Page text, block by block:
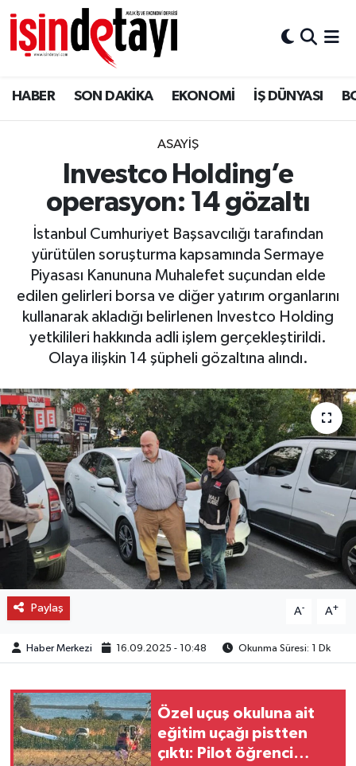
HABER SON DAKİKA EKONOMİ İŞ DÜNYASI
ASAYİŞ
Investco Holding’e
operasyon: 14 gözaltı
İstanbul Cumhuriyet Başsavcılığı tarafından
yürütülen soruşturma kapsamında Sermaye
Piyasası Kanununa Muhalefet suçundan elde
edilen gelirleri borsa ve diğer yatırım organlarını
kullanarak akladığı belirlenen Investco Holding
yetkilileri hakkında adli işlem gerçekleştirildi.
Olaya ilişkin 14 şüpheli gözaltına alındı.
Paylaş A- A+
Haber Merkezi 16.09.2025 - 10:48 Okunma Süresi: 1 Dk
Özel uçuş okuluna ait
eğitim uçağı pistten
çıktı: Pilot öğrenci
DÜNYA
Eğitim
ENERJİ HABERİ
HABER
LOJİSTİK
MAGAZİN
SAĞLIK
SON DAKİKA
SPOR
FİNANS
Nöbetçi Eczaneler
Hava Durumu
İstanbul Namaz Vakitleri
Trafik Durumu
Tüm Manşetler
Son Dakika Haberleri
Haber Arşivi